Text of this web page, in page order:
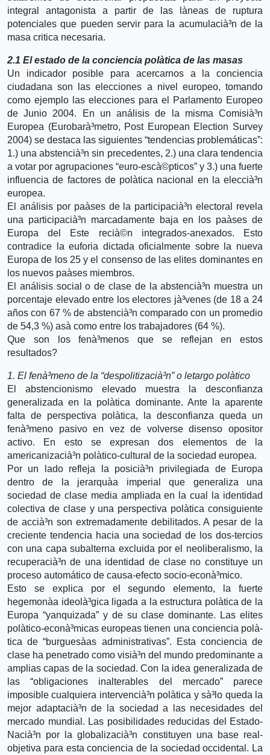
integral antagonista a partir de las là­neas de ruptura
potenciales que pueden servir para la acumulacià³n de la
masa critica necesaria.
2.1 El estado de la conciencia polà­tica de las masas
Un indicador posible para acercarnos a la conciencia
ciudadana son las elecciones a nivel europeo, tomando
como ejemplo las elecciones para el Parlamento Europeo
de Junio 2004. En un análisis de la misma Comisià³n
Europea (Eurobarà³metro, Post European Election Survey
2004) se destaca las siguientes “tendencias problemáticas”:
1.) una abstencià³n sin precedentes, 2.) una clara tendencia
a votar por agrupaciones “euro-escà©pticos” y 3.) una fuerte
influencia de factores de polà­tica nacional en la eleccià³n
europea.
El análisis por paà­ses de la participacià³n electoral revela
una participacià³n marcadamente baja en los paà­ses de
Europa del Este recià©n integrados-anexados. Esto
contradice la euforia dictada oficialmente sobre la nueva
Europa de los 25 y el consenso de las elites dominantes en
los nuevos paà­ses miembros.
El análisis social o de clase de la abstencià³n muestra un
porcentaje elevado entre los electores jà³venes (de 18 a 24
años con 67 % de abstencià³n comparado con un promedio
de 54,3 %) asà­ como entre los trabajadores (64 %).
Que son los fenà³menos que se reflejan en estos
resultados?
1. El fenà³meno de la “despolitizacià³n” o letargo polà­tico
El abstencionismo elevado muestra la desconfianza
generalizada en la polà­tica dominante. Ante la aparente
falta de perspectiva polà­tica, la desconfianza queda un
fenà³meno pasivo en vez de volverse disenso opositor
activo. En esto se expresan dos elementos de la
americanizacià³n polà­tico-cultural de la sociedad europea.
Por un lado refleja la posicià³n privilegiada de Europa
dentro de la jerarquà­a imperial que generaliza una
sociedad de clase media ampliada en la cual la identidad
colectiva de clase y una perspectiva polà­tica consiguiente
de accià³n son extremadamente debilitados. A pesar de la
creciente tendencia hacia una sociedad de los dos-tercios
con una capa subalterna excluida por el neoliberalismo, la
recuperacià³n de una identidad de clase no constituye un
proceso automático de causa-efecto socio-econà³mico.
Esto se explica por el segundo elemento, la fuerte
hegemonà­a ideolà³gica ligada a la estructura polà­tica de la
Europa “yanquizada” y de su clase dominante. Las elites
polà­tico-econà³micas europeas tienen una conciencia polà­
tica de “burguesà­as administrativas”. Esta conciencia de
clase ha penetrado como visià³n del mundo predominante a
amplias capas de la sociedad. Con la idea generalizada de
las “obligaciones inalterables del mercado” parece
imposible cualquiera intervencià³n polà­tica y sà³lo queda la
mejor adaptacià³n de la sociedad a las necesidades del
mercado mundial. Las posibilidades reducidas del Estado-
Nacià³n por la globalizacià³n constituyen una base real-
objetiva para esta conciencia de la sociedad occidental. La